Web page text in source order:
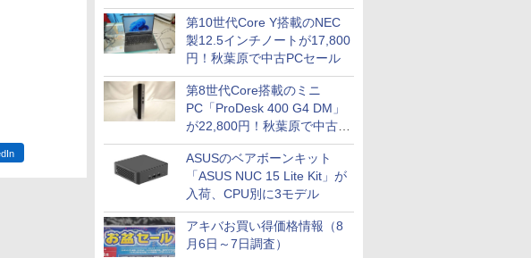
木製パネルや背面コネクタ対
応トレイなど
第10世代Core Y搭載のNEC
製12.5インチノートが17,800
円！秋葉原で中古PCセール
第8世代Core搭載のミニ
PC「ProDesk 400 G4 DM」
が22,800円！秋葉原で中古
PCセール
ASUSのベアボーンキット
「ASUS NUC 15 Lite Kit」が
入荷、CPU別に3モデル
アキバお買い得価格情報（8
月6日～7日調査）